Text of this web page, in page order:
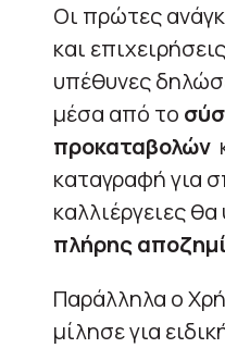
Οι πρώτες
και
υπέθυνες
μέσα από το
προκαταβολών
καταγραφή για
καλλιέργειες
πλήρης
Παράλληλα ο
μίλησε για